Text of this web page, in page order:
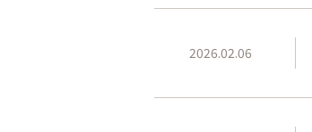
2026.02.06